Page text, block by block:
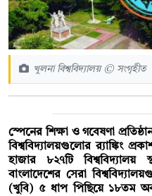
খুলনা বিশ্ববিদ্যালয় © সংগৃহীত
স্পেনের শিক্ষা ও গবেষণা
বিশ্ববিদ্যালয়গুলোর র‌্যাঙ্কিং
হাজার ৮২৭টি বিশ্ববিদ্যালয়
বাংলাদেশের সেরা
(খুবি) ৫ ধাপ পিছিয়ে ১৮তম